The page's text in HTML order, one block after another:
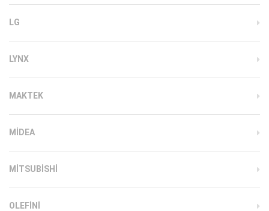
LG
LYNX
MAKTEK
MIDEA
MITSUBISHI
OLEFINI